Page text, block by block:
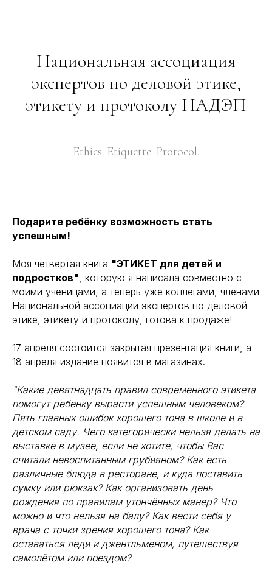
Национальная ассоциация
экспертов по деловой этике,
этикету и протоколу НАДЭП
Ethics. Etiquette. Protocol.
Подарите ребёнку возможность стать
успешным!
Моя четвертая книга "ЭТИКЕТ для детей и
подростков", которую я написала совместно с
моими ученицами, а теперь уже коллегами, членами
Национальной ассоциации экспертов по деловой
этике, этикету и протоколу, готова к продаже!
17 апреля состоится закрытая презентация книги, а
18 апреля издание появится в магазинах.
"Какие девятнадцать правил современного этикета
помогут ребенку вырасти успешным человеком?
Пять главных ошибок хорошего тона в школе и в
детском саду. Чего категорически нельзя делать на
выставке в музее, если не хотите, чтобы Вас
считали невоспитанным грубияном? Как есть
различные блюда в ресторане, и куда поставить
сумку или рюкзак? Как организовать день
рождения по правилам утончённых манер? Что
можно и что нельзя на балу? Как вести себя у
врача с точки зрения хорошего тона? Как
оставаться леди и джентльменом, путешествуя
самолётом или поездом?